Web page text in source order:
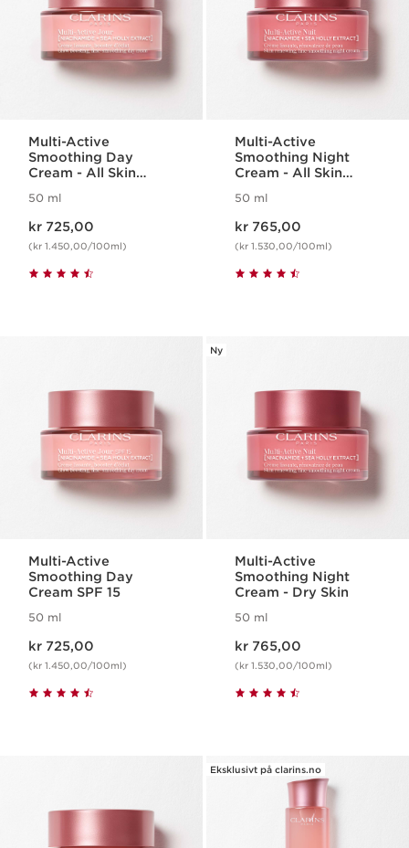
Multi-Active
Smoothing Day
Cream - All Skin
50 ml
kr 725,00
(kr 1.450,00/100ml)
Multi-Active
Smoothing Night
Cream - All Skin
50 ml
kr 765,00
(kr 1.530,00/100ml)
Multi-Active
Smoothing Day
Cream SPF 15
50 ml
kr 725,00
(kr 1.450,00/100ml)
Ny
Multi-Active
Smoothing Night
Cream - Dry Skin
50 ml
kr 765,00
(kr 1.530,00/100ml)
Eksklusivt på clarins.no